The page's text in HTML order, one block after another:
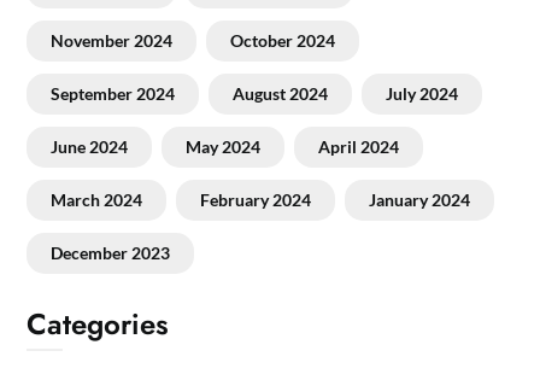
November 2024 October 2024
September 2024 August 2024 July 2024
June 2024 May 2024 April 2024
March 2024 February 2024 January 2024
December 2023
Categories